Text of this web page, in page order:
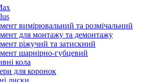
вимірювальний та розмічальний
для монтажу та демонтажу
ріжучий та затискний
шарнірно-губцевий
кола
для коронок
диски